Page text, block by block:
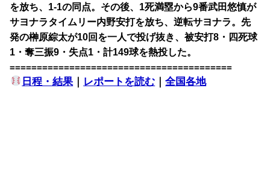
を放ち、1-1の同点。その後、1死満塁から9番武田悠慎が
サヨナラタイムリー内野安打を放ち、逆転サヨナラ。先
発の榊原綜太が10回を一人で投げ抜き、被安打8・四死球
1・奪三振9・失点1・計149球を熱投した。
=========================================
日程・結果 ｜ レポートを読む ｜全国各地